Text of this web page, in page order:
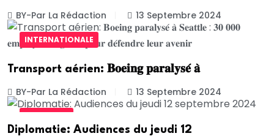
BY-Par La Rédaction 13 Septembre 2024
INTERNATIONALE
Transport aérien: 𝐁𝐨𝐞𝐢𝐧𝐠 𝐩𝐚𝐫𝐚𝐥𝐲𝐬𝐞́ 𝐚̀
BY-Par La Rédaction 13 Septembre 2024
ACTUALITE
Diplomatie: Audiences du jeudi 12